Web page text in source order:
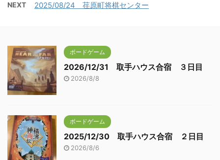
NEXT 2025/08/24 荏原町将棋センター
ボードゲーム
2026/12/31 取手ハウス合宿 ３日目
2026/8/8
ボードゲーム
2025/12/30 取手ハウス合宿 ２日目
2026/8/6